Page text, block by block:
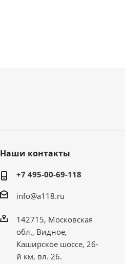
Наши контакты
+7 495-00-69-118
info@a118.ru
142715, Московская
обл., Видное,
Каширское шоссе, 26-
й км, вл. 26.